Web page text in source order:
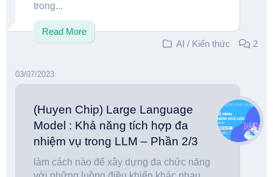
trong...
Read More
AI / Kiến thức 2
03/07/2023
(Huyen Chip) Large Language
Model : Khả năng tích hợp đa
nhiệm vụ trong LLM – Phần 2/3
làm cách nào để xây dựng đa chức năng